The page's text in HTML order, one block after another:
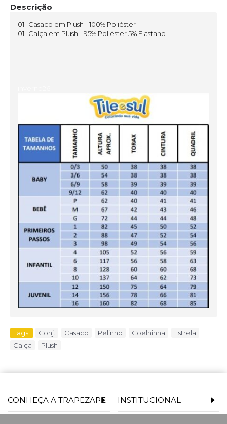
Descrição
01- Casaco em Plush - 100% Poliéster
01- Calça em Plush - 95% Poliéster 5% Elastano
Tags: Conj. Casaco Pelinho Coelhinha Estrela
Calça
Plush
CONHEÇA A TRAPEZAPE INSTITUCIONAL